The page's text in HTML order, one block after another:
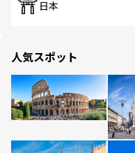
日本
人気スポット